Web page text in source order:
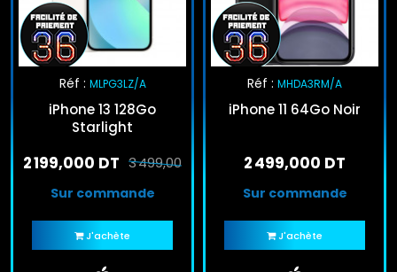
Réf : MLPG3LZ/A
iPhone 13 128Go
Starlight
3 499,000 DT
2 199,000 DT
Sur commande
J'achète
Réf : MHDA3RM/A
iPhone 11 64Go Noir
2 499,000 DT
Sur commande
J'achète